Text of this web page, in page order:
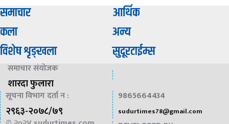
समाचार
आर्थिक
कला
अन्य
विशेष शृङ्खला
सुदूरटाईम्स
समाचार संयाेजक
शारदा फुलारा
सूचना विभाग दर्ता न :
२९६३-२०७८/७९
9865664434
sudurtimes78@gmail.com